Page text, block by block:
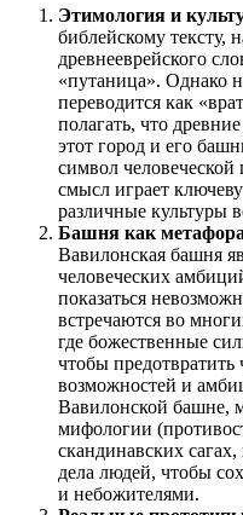
Этимология и
библейскому тексту,
древнееврейского
«путаница». Однако
переводится как
полагать, что
этот город и его
символ
смысл играет
различные культуры
Башня как
Вавилонская башня
человеческих
показаться
встречаются во
где божественные
чтобы
возможностей и
Вавилонской башне,
мифологии
скандинавских
дела людей, чтобы
и небожителями.